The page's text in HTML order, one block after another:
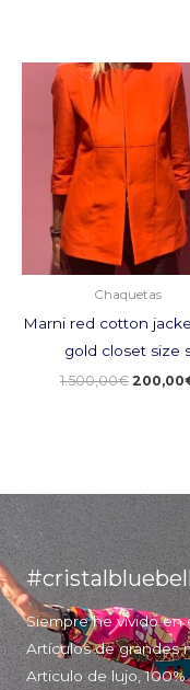
Chaquetas
Marni red cotton
gold closet size
1.500,00€
El
precio
original
200,00
Siempre he vivido en
Artículos de grandes
Articulo de lujo,